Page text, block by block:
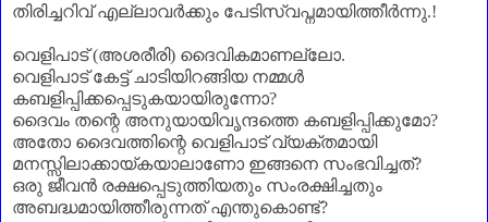
തിരിച്ചറിവ് എല്ലാവർക്കും പേടിസ്വപ്നമായിത്തീർന്നു.!
വെളിപാട് (അശരീരി) ദൈവികമാണല്ലോ.
വെളിപാട് കേട്ട് ചാടിയിറങ്ങിയ നമ്മൾ
കബളിപ്പിക്കപ്പെടുകയായിരുന്നോ?
ദൈവം തന്റെ അനുയായിവൃന്ദത്തെ കബളിപ്പിക്കുമോ?
അതോ ദൈവത്തിന്റെ വെളിപാട് വ്യക്തമായി
മനസ്സിലാക്കായ്കയാലാണോ ഇങ്ങനെ സംഭവിച്ചത്?
ഒരു ജീവൻ രക്ഷപ്പെടുത്തിയതും സംരക്ഷിച്ചതും
അബദ്ധമായിത്തീരുന്നത് എന്തുകൊണ്ട്?